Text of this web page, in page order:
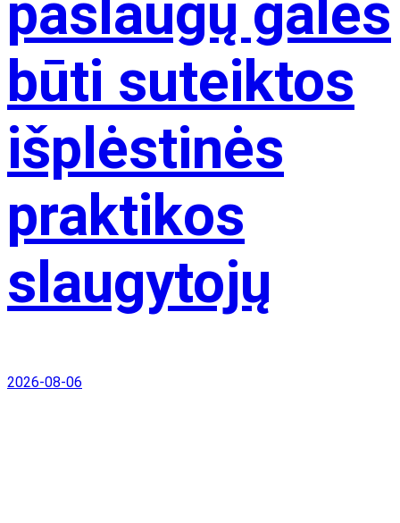
paslaugų galės
būti suteiktos
išplėstinės
praktikos
slaugytojų
2026-08-06